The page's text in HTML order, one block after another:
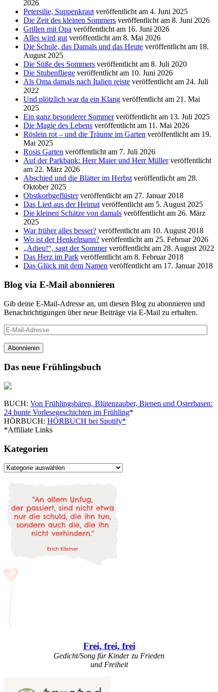
2026
Petersilie, Suppenkraut veröffentlicht am 4. Juni 2025
Die Zeit des kleinen Sommers veröffentlicht am 8. Juni 2026
Grillen mit Opa veröffentlicht am 16. Juni 2026
Alles wird gut veröffentlicht am 8. Mai 2026
Die Schule, das Damals und das Heute veröffentlicht am 18.
August 2025
Die Süße des Sommers veröffentlicht am 8. Juli 2020
Die Stubenfliege veröffentlicht am 10. Juni 2026
Als Oma damals nach Italien reiste veröffentlicht am 24. Juli
2022
Und plötzlich war da ein Klang veröffentlicht am 21. Mai
2025
Ein ganz besonderer Sommer veröffentlicht am 13. Juli 2025
Die Magie des Lebens veröffentlicht am 11. Mai 2026
Röslein rot – und die Träume im Garten veröffentlicht am 19.
Mai 2025
Rosis Garten veröffentlicht am 7. Juli 2026
Auf der Parkbank: Herr Maier und Herr Müller veröffentlicht
am 22. März 2026
Abschied und die Blätter im Herbst veröffentlicht am 28.
Oktober 2025
Obstkorbgeflüster veröffentlicht am 27. Januar 2018
Das Lied aus der Heimat veröffentlicht am 5. August 2025
Die kleinen Schätze von damals veröffentlicht am 26. März
2025
War früher alles besser? veröffentlicht am 10. August 2018
Wo ist der Henkelmann? veröffentlicht am 25. Februar 2026
„Adieu!“, sagt der Sommer veröffentlicht am 28. August 2022
Das Herz im Park veröffentlicht am 8. Februar 2018
Das Glück mit dem Namen veröffentlicht am 17. Januar 2018
Blog via E-Mail abonnieren
Gib deine E-Mail-Adresse an, um diesen Blog zu abonnieren und
Benachrichtigungen über neue Beiträge via E-Mail zu erhalten.
E-
Mail-
Adresse
Abonnieren
Das neue Frühlingsbuch
BUCH: Von Frühlingsbären, Blütenzauber, Bienen und Osterhasen:
24 bunte Vorlesegeschichten im Frühling*
HÖRBUCH: HÖRBUCH bei Spotify*
*Affiliate Links
Kategorien
Kategorien
Frei, frei, frei
Gedicht/Song für Kinder zu Frieden
und Freiheit